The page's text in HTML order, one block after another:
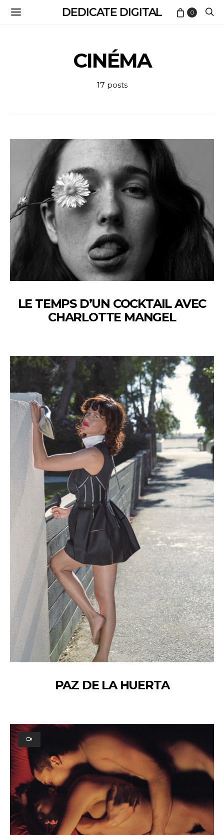
DEDICATE DIGITAL 0
CINÉMA
17 posts
LE TEMPS D’UN COCKTAIL AVEC
CHARLOTTE MANGEL
PAZ DE LA HUERTA